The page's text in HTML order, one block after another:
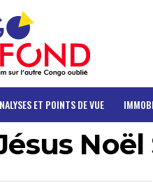
ET POINTS DE VUE
Noël